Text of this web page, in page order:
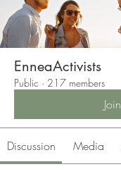
EnneaActivists
Public · 217 members
Join
Discussion Media